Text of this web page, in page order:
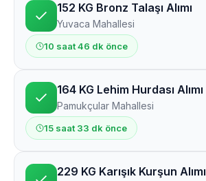
152 KG Bronz Talaşı Alımı
Yuvaca Mahallesi
10 saat 46 dk önce
164 KG Lehim Hurdası Alımı
Pamukçular Mahallesi
15 saat 33 dk önce
229 KG Karışık Kurşun Alımı